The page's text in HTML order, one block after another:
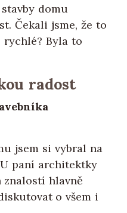
domu
Čekali jsme, že to
rychlé? Byla to
radost
jsem si vybral na
paní architektky
hlavně
o všem i